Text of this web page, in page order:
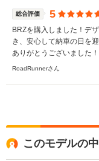
総合評価 5
BRZを購入しました！デ
き、安心して納車の日を
ありがとうございました！
RoadRunnerさん
このモデルの